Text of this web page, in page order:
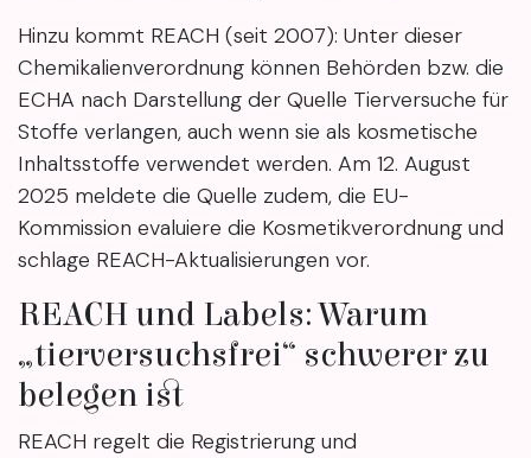
Hinzu kommt REACH (seit 2007): Unter dieser
Chemikalienverordnung können Behörden bzw. die
ECHA nach Darstellung der Quelle Tierversuche für
Stoffe verlangen, auch wenn sie als kosmetische
Inhaltsstoffe verwendet werden. Am 12. August
2025 meldete die Quelle zudem, die EU-
Kommission evaluiere die Kosmetikverordnung und
schlage REACH-Aktualisierungen vor.
REACH und Labels: Warum
„tierversuchsfrei“ schwerer zu
belegen ist
REACH regelt die Registrierung und